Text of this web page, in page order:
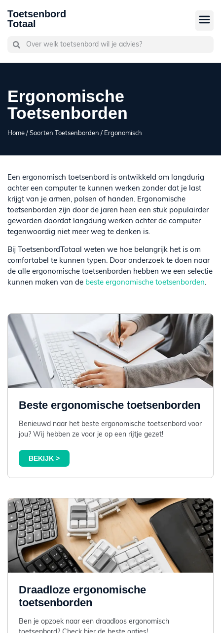
Toetsenbord
Totaal
Ergonomische
Toetsenborden
Home / Soorten Toetsenborden / Ergonomisch
Een ergonomisch toetsenbord is ontwikkeld om langdurig
achter een computer te kunnen werken zonder dat je last
krijgt van je armen, polsen of handen. Ergonomische
toetsenborden zijn door de jaren heen een stuk populairder
geworden doordat langdurig werken achter de computer
tegenwoordig niet meer weg te denken is.
Bij ToetsenbordTotaal weten we hoe belangrijk het is om
comfortabel te kunnen typen. Door onderzoek te doen naar
de alle ergonomische toetsenborden hebben we een selectie
kunnen maken van de beste ergonomische toetsenborden.
Beste ergonomische toetsenborden
Benieuwd naar het beste ergonomische toetsenbord voor
jou? Wij hebben ze voor je op een rijtje gezet!
BEKIJK >
Draadloze ergonomische
toetsenborden
Ben je opzoek naar een draadloos ergonomisch